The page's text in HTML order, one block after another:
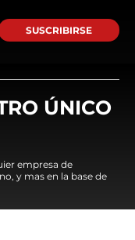
SUSCRIBIRSE
ÚNICO
empresa de
y mas en la base de